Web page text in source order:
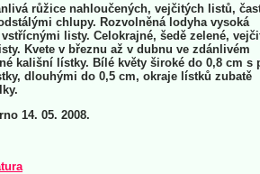
růžice nahloučených, vejčitých listů,
chlupy. Rozvolněná lodyha vysoká
listy. Celokrajné, šedě zelené,
Kvete v březnu až v dubnu ve zdánlivém
kališní lístky. Bílé květy široké do 0,8 cm s
dlouhými do 0,5 cm, okraje lístků zubatě
14. 05. 2008.